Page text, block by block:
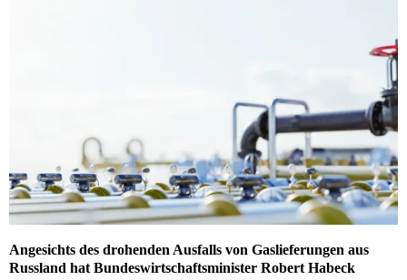
Angesichts des drohenden Ausfalls von Gaslieferungen aus
Russland hat Bundeswirtschaftsminister Robert Habeck